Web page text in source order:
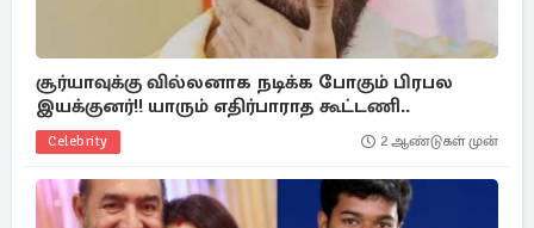
சூர்யாவுக்கு வில்லனாக நடிக்க போகும் பிரபல
இயக்குனர்!! யாரும் எதிர்பாராத கூட்டணி..
Celebrity 2 ஆண்டுகள் முன்